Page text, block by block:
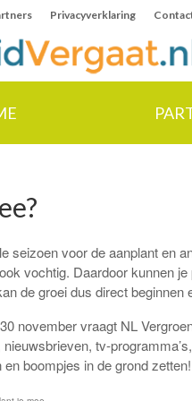
Privacyverklaring
seizoen voor de aanplant en
vochtig. Daardoor kunnen
de groei dus direct beginnen
november vraagt NL
tv-
boompjes in de grond